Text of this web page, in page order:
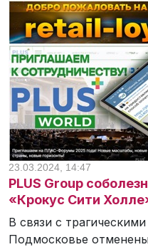
23.03.2024, 14:47
PLUS Group
«Крокус Сити
В связи с
Подмосковье